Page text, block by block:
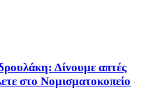
Δίνουμε απτές
στο Νομισματοκοπείο